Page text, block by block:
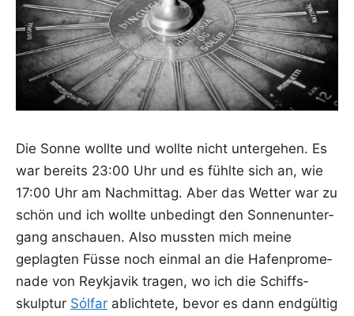
Die Son­ne woll­te und woll­te nicht unter­ge­hen. Es
war bereits 23:00 Uhr und es fühl­te sich an, wie
17:00 Uhr am Nach­mit­tag. Aber das Wet­ter war zu
schön und ich woll­te unbe­dingt den Son­nen­un­ter­
gang anschau­en. Also muss­ten mich mei­ne
geplag­ten Füs­se noch ein­mal an die Hafen­pro­me­
na­de von Reykja­vik tra­gen, wo ich die Schiffs­
skulp­tur Sól­far ablich­te­te, bevor es dann end­gül­tig